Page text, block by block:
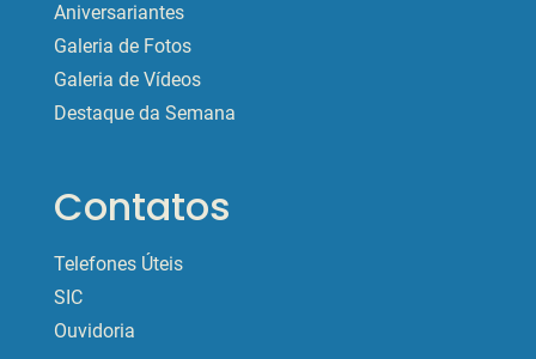
Aniversariantes
Galeria de Fotos
Galeria de Vídeos
Destaque da Semana
Contatos
Telefones Úteis
SIC
Ouvidoria